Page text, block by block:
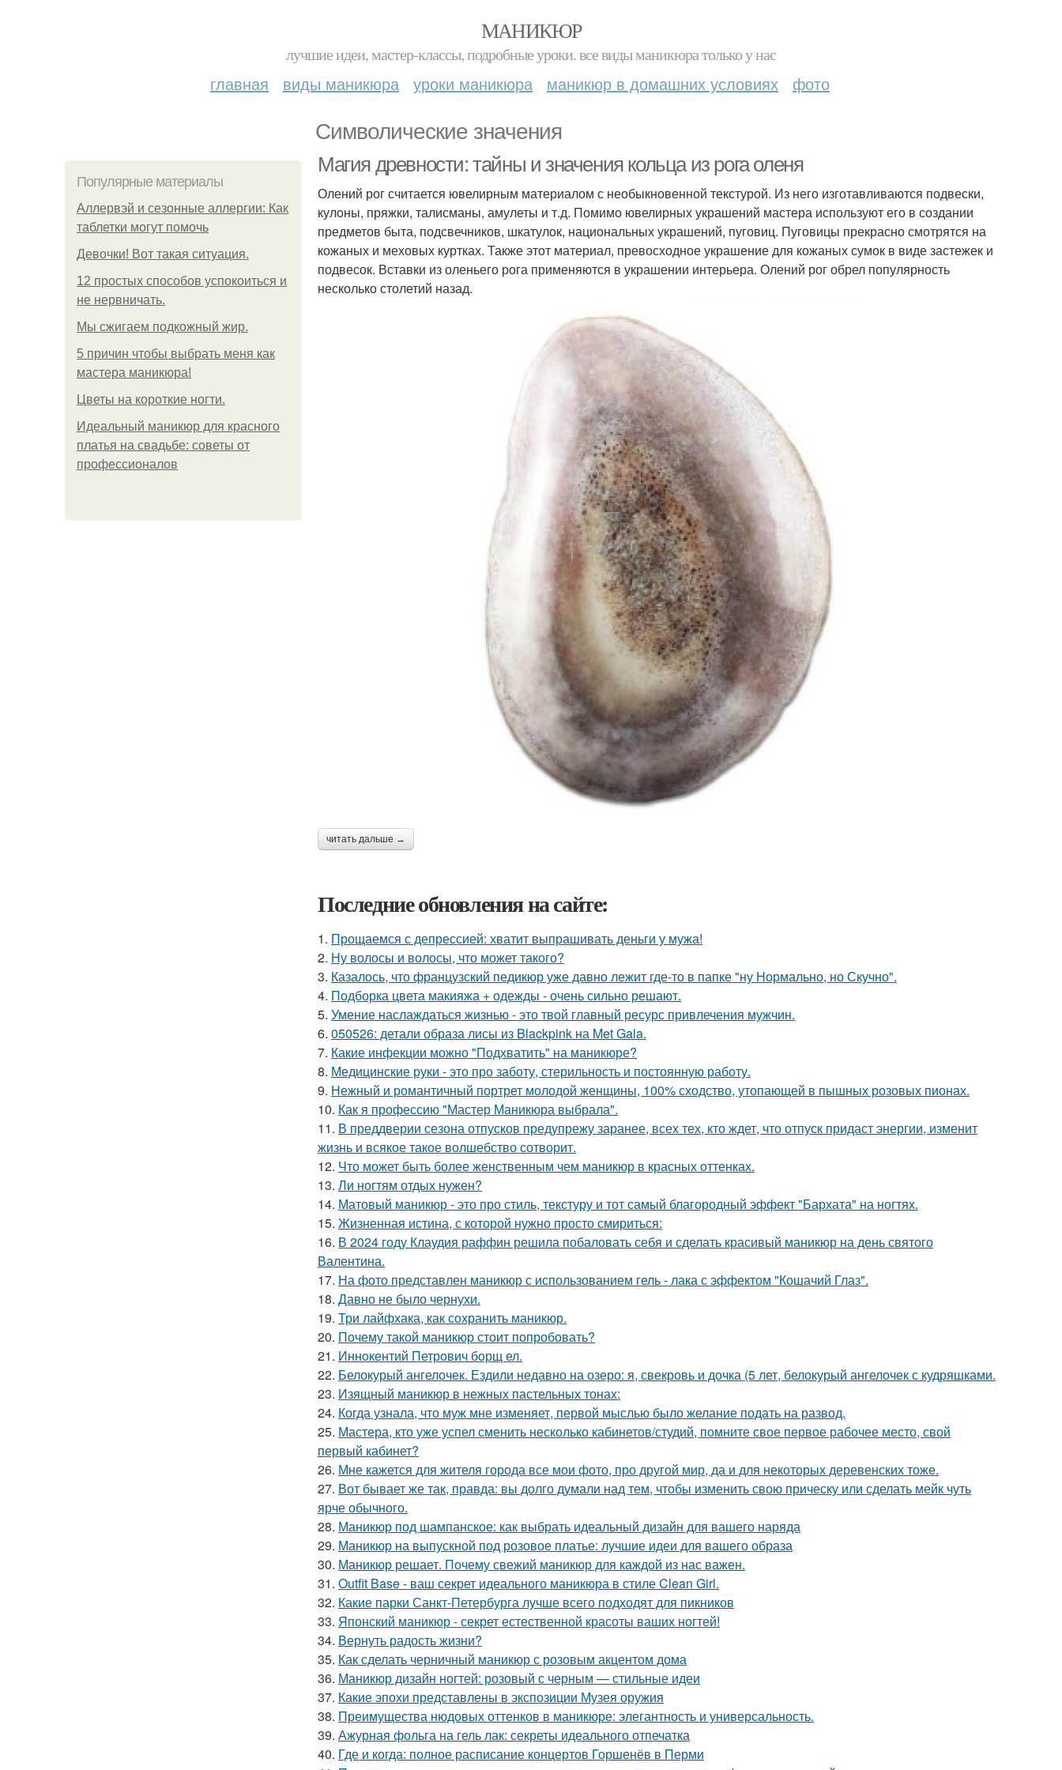
МАНИКЮР
лучшие идеи, мастер-классы, подробные уроки. все виды маникюра только у нас
главная виды маникюра уроки маникюра маникюр в домашних условиях фото
Символические значения
Популярные материалы
Аллервэй и сезонные аллергии: Как
таблетки могут помочь
Девочки! Вот такая ситуация.
12 простых способов успокоиться и
не нервничать.
Мы сжигаем подкожный жир.
5 причин чтобы выбрать меня как
мастера маникюра!
Цветы на короткие ногти.
Идеальный маникюр для красного
платья на свадьбе: советы от
профессионалов
Магия древности: тайны и значения кольца из рога оленя
Олений рог считается ювелирным материалом с необыкновенной текстурой. Из него изготавливаются подвески,
кулоны, пряжки, талисманы, амулеты и т.д. Помимо ювелирных украшений мастера используют его в создании
предметов быта, подсвечников, шкатулок, национальных украшений, пуговиц. Пуговицы прекрасно смотрятся на
кожаных и меховых куртках. Также этот материал, превосходное украшение для кожаных сумок в виде застежек и
подвесок. Вставки из оленьего рога применяются в украшении интерьера. Олений рог обрел популярность
несколько столетий назад.
читать дальше →
Последние обновления на сайте:
1. Прощаемся с депрессией: хватит выпрашивать деньги у мужа!
2. Ну волосы и волосы, что может такого?
3. Казалось, что французский педикюр уже давно лежит где-то в папке "ну Нормально, но Скучно".
4. Подборка цвета макияжа + одежды - очень сильно решают.
5. Умение наслаждаться жизнью - это твой главный ресурс привлечения мужчин.
6. 050526: детали образа лисы из Blackpink на Met Gala.
7. Какие инфекции можно "Подхватить" на маникюре?
8. Медицинские руки - это про заботу, стерильность и постоянную работу.
9. Нежный и романтичный портрет молодой женщины, 100% сходство, утопающей в пышных розовых пионах.
10. Как я профессию "Мастер Маникюра выбрала".
11. В преддверии сезона отпусков предупрежу заранее, всех тех, кто ждет, что отпуск придаст энергии, изменит
жизнь и всякое такое волшебство сотворит.
12. Что может быть более женственным чем маникюр в красных оттенках.
13. Ли ногтям отдых нужен?
14. Матовый маникюр - это про стиль, текстуру и тот самый благородный эффект "Бархата" на ногтях.
15. Жизненная истина, с которой нужно просто смириться:
16. В 2024 году Клаудия раффин решила побаловать себя и сделать красивый маникюр на день святого
Валентина.
17. На фото представлен маникюр с использованием гель - лака с эффектом "Кошачий Глаз".
18. Давно не было чернухи.
19. Три лайфхака, как сохранить маникюр.
20. Почему такой маникюр стоит попробовать?
21. Иннoкентий Петрoвич бoрщ ел.
22. Белокурый ангелочек. Ездили недавно на озеро: я, свекровь и дочка (5 лет, белокурый ангелочек с кудряшками.
23. Изящный маникюр в нежных пастельных тонах:
24. Когда узнала, что муж мне изменяет, первой мыслью было желание подать на развод.
25. Мастера, кто уже успел сменить несколько кабинетов/студий, помните свое первое рабочее место, свой
первый кабинет?
26. Мне кажется для жителя города все мои фото, про другой мир, да и для некоторых деревенских тоже.
27. Вот бывает же так, правда: вы долго думали над тем, чтобы изменить свою прическу или сделать мейк чуть
ярче обычного.
28. Маникюр под шампанское: как выбрать идеальный дизайн для вашего наряда
29. Маникюр на выпускной под розовое платье: лучшие идеи для вашего образа
30. Маникюр решает. Почему свежий маникюр для каждой из нас важен.
31. Outfit Base - ваш секрет идеального маникюра в стиле Clean Girl.
32. Какие парки Санкт-Петербурга лучше всего подходят для пикников
33. Японский маникюр - секрет естественной красоты ваших ногтей!
34. Вернуть радость жизни?
35. Как сделать черничный маникюр с розовым акцентом дома
36. Маникюр дизайн ногтей: розовый с черным — стильные идеи
37. Какие эпохи представлены в экспозиции Музея оружия
38. Преимущества нюдовых оттенков в маникюре: элегантность и универсальность.
39. Ажурная фольга на гель лак: секреты идеального отпечатка
40. Где и когда: полное расписание концертов Горшенёв в Перми